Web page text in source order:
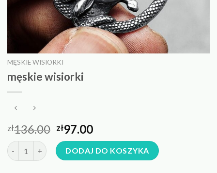
MĘSKIE WISIORKI
męskie wisiorki
zł136.00 zł97.00
ilość męskie wisiorkiDODAJ DO KOSZYKA